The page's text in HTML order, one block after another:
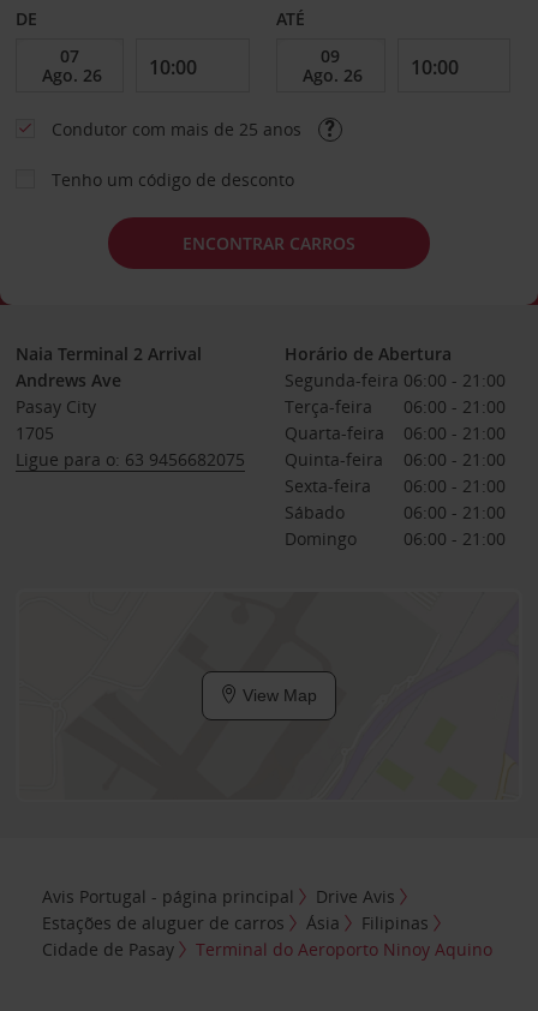
DE ATÉ
Condutor com mais de 25 anos
Tenho um código de desconto
ENCONTRAR CARROS
Naia Terminal 2 Arrival
Andrews Ave
Pasay City
1705
Ligue para o: 63 9456682075
Horário de Abertura
Segunda-feira 06:00 - 21:00
Terça-feira
06:00 - 21:00
Quarta-feira
06:00 - 21:00
Quinta-feira
06:00 - 21:00
Sexta-feira
06:00 - 21:00
Sábado
06:00 - 21:00
Domingo
06:00 - 21:00
View Map
Avis Portugal - página principal
Drive Avis
Estações de aluguer de carros
Ásia
Filipinas
Cidade de Pasay
Terminal do Aeroporto Ninoy Aquino